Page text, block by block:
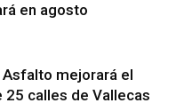
en agosto
Asfalto mejorará el
25 calles de Vallecas